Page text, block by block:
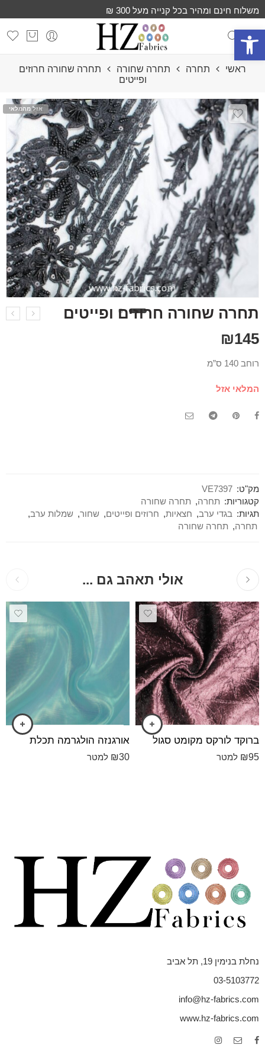
פתח סרגל נגישות
משלוח חינם ומהיר בכל קנייה מעל 300 ₪
ראשי תחרה תחרה שחורה
תחרה שחורה חרוזים
ופייטים
אזל מהמלאי
תחרה שחורה חרוזים ופייטים
₪145
רוחב 140 ס”מ
המלאי אזל
מק"ט: VE7397
קטגוריות: תחרה, תחרה שחורה
תגיות: בגדי ערב, חצאיות, חרוזים ופייטים, שחור, שמלות ערב,
תחרה, תחרה שחורה
אולי תאהב גם ...
ברוקד לורקס מקומט סגול
₪95 למטר
אורגנזה הולגרמה תכלת
₪30 למטר
נחלת בנימין 19, תל אביב
03-5103772
info@hz-fabrics.com
www.hz-fabrics.com